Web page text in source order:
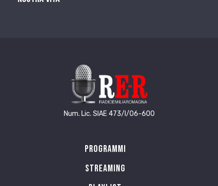
Num. Lic. SIAE 473/I/06-600
Programmi
Streaming